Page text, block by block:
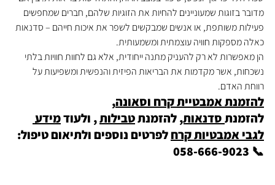
מדובר בזוגות שמעוניינים להחיות את הזוגיות שלהם, חברים שמחפשים
פעילות משותפת, או אנשים שמבקשים לשפר את איכות חייהם – סדנאות
כאלה מספקות חוויה עוצמתית ומשמעותית.
הן מאפשרות לא רק להעניק מתנה ייחודית, אלא גם לחוות חוויות בלתי
נשכחות, אשר מקדמות את הבריאות הפיזית והנפשית ומשפיעות על
רווחת האדם.
להזמנת אמבטיית קרח וסאונה,
להזמנת סדנאות, להזמנת טבילות , ולעוד מידע
לגבי אמבטיות קרח לפרטים נוספים ולתיאום טיפול:
📞 058-666-9023